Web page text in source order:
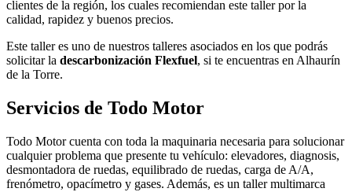
clientes de la región, los cuales recomiendan este taller por la
calidad, rapidez y buenos precios.
Este taller es uno de nuestros talleres asociados en los que podrás
solicitar la descarbonización Flexfuel, si te encuentras en Alhaurín
de la Torre.
Servicios de Todo Motor
Todo Motor cuenta con toda la maquinaria necesaria para solucionar
cualquier problema que presente tu vehículo: elevadores, diagnosis,
desmontadora de ruedas, equilibrado de ruedas, carga de A/A,
frenómetro, opacímetro y gases. Además, es un taller multimarca